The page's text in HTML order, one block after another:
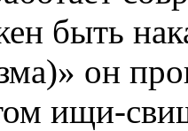
быть
он
ищи-